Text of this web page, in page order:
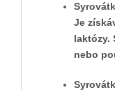
Je
laktózy.
nebo